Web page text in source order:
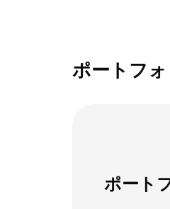
ポートフ
ポート